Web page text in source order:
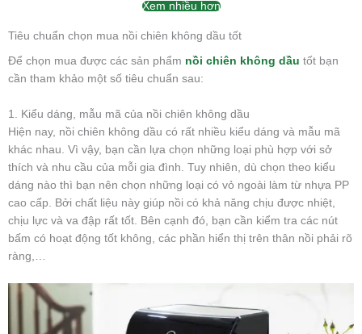
Xem nhiều hơn
Tiêu chuẩn chọn mua nồi chiên không dầu tốt
Để chọn mua được các sản phẩm nồi chiên không dầu tốt bạn
cần tham khảo một số tiêu chuẩn sau:
1. Kiểu dáng, mẫu mã của nồi chiên không dầu
Hiện nay, nồi chiên không dầu có rất nhiều kiểu dáng và mẫu mã
khác nhau. Vì vậy, bạn cần lựa chọn những loại phù hợp với sở
thích và nhu cầu của mỗi gia đình. Tuy nhiên, dù chọn theo kiểu
dáng nào thì bạn nên chọn những loại có vỏ ngoài làm từ nhựa PP
cao cấp. Bởi chất liệu này giúp nồi có khả năng chịu được nhiệt,
chịu lực và va đập rất tốt. Bên cạnh đó, bạn cần kiểm tra các nút
bấm có hoạt động tốt không, các phần hiển thị trên thân nồi phải rõ
ràng,…